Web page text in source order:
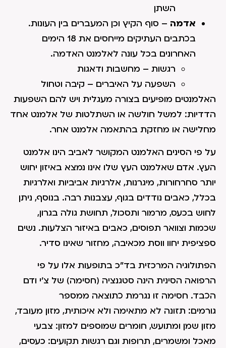
השתן
אדמה – סוף הקיץ וכן המעברים בין העונות.
בכתבים העתיקים מייחסים את 18 הימים
האחרונים בכל עונה לאלמנט האדמה.
רגשות – מחשבות ודאגות
השפעה על האיברים – קיבה וטחול
האלמנטים מופיעים בצורה מעגלית ויש להם השפעות
הדדיות: למשל חולשה או השתלטות של אלמנט אחד
מחלישה או מחזקת בהתאמה אלמנט אחר.
על פי הסינים האלמנט המקושר לאביב הינו אלמנט
העץ. אדם שאלמנט העץ שלו אינו נמצא באיזון יחוש
יותר סחרחורות, מיגרנות, אלרגיות אביביות ואלרגיות
בכלל, כאבים נודדים בגוף, עצבנות רבה. בנוסף, ניתן
לחוש בכעס, מרמור ותסכול, תחושת גולה בגרון,
שכמות וצוואר תפוסים, כאבים באיזור הצלעות. נשים
ספציפית יחוו ווסת מכאיבה, מחזור שאינו סדיר.
הפתולוגיה המרכזית בד"כ בתופעות אלו על פי
הרפואה הסינית הינה סטגנציה (חסימה) של צ'י ודם
הכבד. חסימה זו נגרמת כתוצאה ממספר
גורמים: תזונה לא מתאימה ולא איכותית, מזון מעובד,
מזון שמן ומתועש, חומרים שמוספים למזון: צבעי
מאכל ומשמרים, תרופות וגם רגשות תקועים: כעסים,